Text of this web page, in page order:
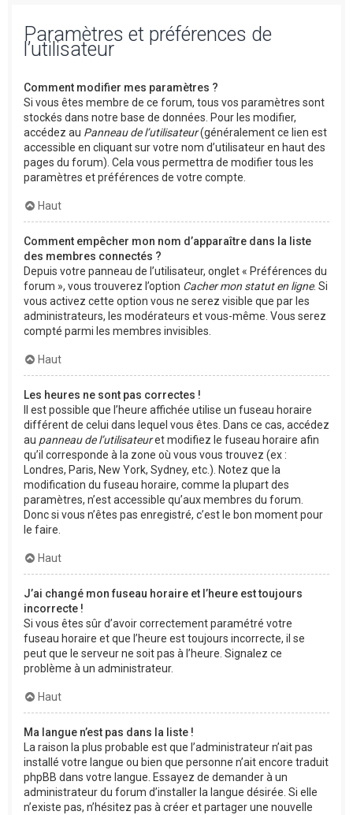
Paramètres et préférences de
l’utilisateur
Comment modifier mes paramètres ?
Si vous êtes membre de ce forum, tous vos paramètres sont
stockés dans notre base de données. Pour les modifier,
accédez au Panneau de l’utilisateur(généralement ce lien est
accessible en cliquant sur votre nom d’utilisateur en haut des
pages du forum). Cela vous permettra de modifier tous les
paramètres et préférences de votre compte.
Haut
Comment empêcher mon nom d’apparaître dans la liste
des membres connectés ?
Depuis votre panneau de l’utilisateur, onglet « Préférences du
forum », vous trouverez l’option Cacher mon statut en ligne. Si
vous activez cette option vous ne serez visible que par les
administrateurs, les modérateurs et vous-même. Vous serez
compté parmi les membres invisibles.
Haut
Les heures ne sont pas correctes !
Il est possible que l’heure affichée utilise un fuseau horaire
différent de celui dans lequel vous êtes. Dans ce cas, accédez
au panneau de l’utilisateuret modifiez le fuseau horaire afin
qu’il corresponde à la zone où vous vous trouvez (ex :
Londres, Paris, New York, Sydney, etc.). Notez que la
modification du fuseau horaire, comme la plupart des
paramètres, n’est accessible qu’aux membres du forum.
Donc si vous n’êtes pas enregistré, c’est le bon moment pour
le faire.
Haut
J’ai changé mon fuseau horaire et l’heure est toujours
incorrecte !
Si vous êtes sûr d’avoir correctement paramétré votre
fuseau horaire et que l’heure est toujours incorrecte, il se
peut que le serveur ne soit pas à l’heure. Signalez ce
problème à un administrateur.
Haut
Ma langue n’est pas dans la liste !
La raison la plus probable est que l’administrateur n’ait pas
installé votre langue ou bien que personne n’ait encore traduit
phpBB dans votre langue. Essayez de demander à un
administrateur du forum d’installer la langue désirée. Si elle
n’existe pas, n’hésitez pas à créer et partager une nouvelle